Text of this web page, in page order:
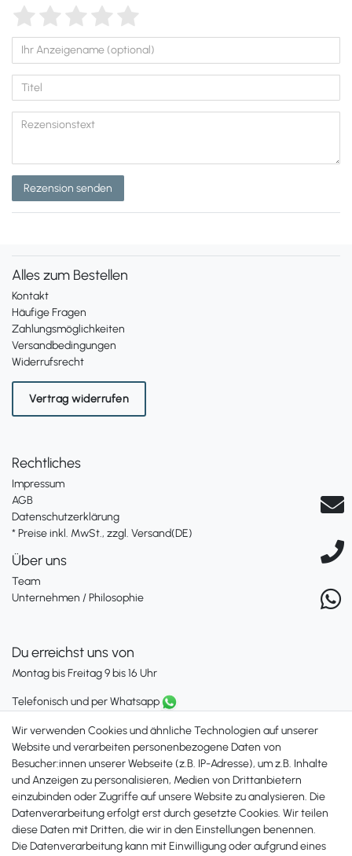
Rezension senden
Alles zum Bestellen
Kontakt
Häufige Fragen
Zahlungsmöglichkeiten
Versandbedingungen
Widerrufsrecht
Vertrag widerrufen
Rechtliches
Impressum
AGB
Datenschutzerklärung
* Preise inkl. MwSt., zzgl. Versand(DE)
Über uns
Team
Unternehmen / Philosophie
Du erreichst uns von
Montag bis Freitag 9 bis 16 Uhr
Telefonisch und per Whatsapp
+49 561 287 907 84
Zahlungsmöglichkeiten
Wir verwenden Cookies und ähnliche Technologien auf unserer
Website und verarbeiten personenbezogene Daten von
Besucher:innen unserer Webseite (z.B. IP-Adresse), um z.B. Inhalte
und Anzeigen zu personalisieren, Medien von Drittanbietern
einzubinden oder Zugriffe auf unsere Website zu analysieren. Die
Datenverarbeitung erfolgt erst durch gesetzte Cookies. Wir teilen
diese Daten mit Dritten, die wir in den Einstellungen benennen.
Die Datenverarbeitung kann mit Einwilligung oder aufgrund eines